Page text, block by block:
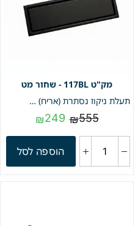
117BL - שחור מט
תעלת ניקוז נסתרת (אריח) | 11/30 | פטנט חוסם ריחות וחרקים | שחור מט | מק"ט 117BL
₪555
₪249
הוספה לסל